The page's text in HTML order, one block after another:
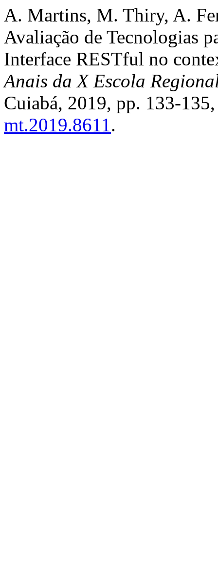
A. Martins, M. Thiry, A.
Avaliação de Tecnologias
Interface RESTful no
Anais da X Escola
Cuiabá, 2019, pp. 133-
mt.2019.8611.